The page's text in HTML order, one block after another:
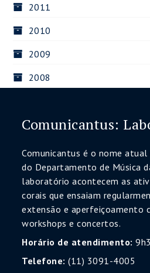
2011
2010
2009
2008
Comunicantus:
Comunicantus é o nome
do Departamento de Música
laboratório acontecem as
corais que ensaiam
extensão e aperfeiçoamento
workshops e concertos.
Horário de atendimento:
Telefone: (11) 3091-4005